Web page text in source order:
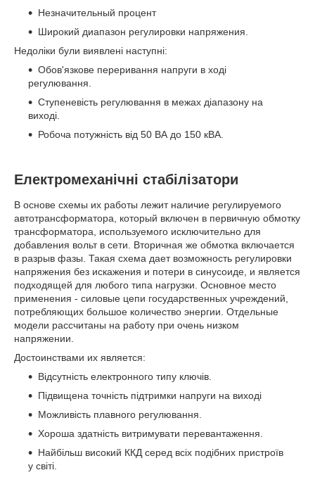
Незначительный процент
Широкий диапазон регулировки напряжения.
Недоліки були виявлені наступні:
Обов'язкове переривання напруги в ході
регулювання.
Ступеневість регулювання в межах діапазону на
виході.
Робоча потужність від 50 ВА до 150 кВА.
Електромеханічні стабілізатори
В основе схемы их работы лежит наличие регулируемого
автотрансформатора, который включен в первичную обмотку
трансформатора, используемого исключительно для
добавления вольт в сети. Вторичная же обмотка включается
в разрыв фазы. Такая схема дает возможность регулировки
напряжения без искажения и потери в синусоиде, и является
подходящей для любого типа нагрузки. Основное место
применения - силовые цепи государственных учреждений,
потребляющих большое количество энергии. Отдельные
модели рассчитаны на работу при очень низком
напряжении.
Достоинствами их является:
Відсутність електронного типу ключів.
Підвищена точність підтримки напруги на виході
Можливість плавного регулювання.
Хороша здатність витримувати перевантаження.
Найбільш високий ККД серед всіх подібних пристроїв
у світі.